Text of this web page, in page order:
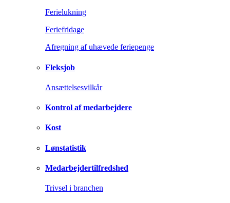
Ferielukning
Feriefridage
Afregning af uhævede feriepenge
Fleksjob
Ansættelsesvilkår
Kontrol af medarbejdere
Kost
Lønstatistik
Medarbejdertilfredshed
Trivsel i branchen